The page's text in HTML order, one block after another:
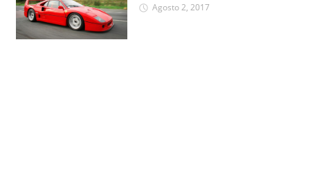
Agosto 2, 2017